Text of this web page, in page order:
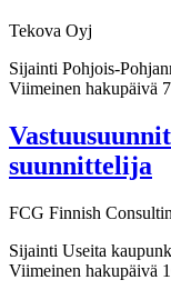
Tekova Oyj
Sijainti Pohjois-
Viimeinen hakupäivä
suunnittelija
FCG Finnish
Sijainti Useita
Viimeinen hakupäivä